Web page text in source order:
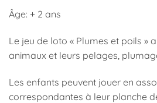
Âge: + 2 ans
Le jeu de loto « Plumes et poils »
animaux et leurs pelages,
Les enfants peuvent jouer en
correspondantes à leur planche